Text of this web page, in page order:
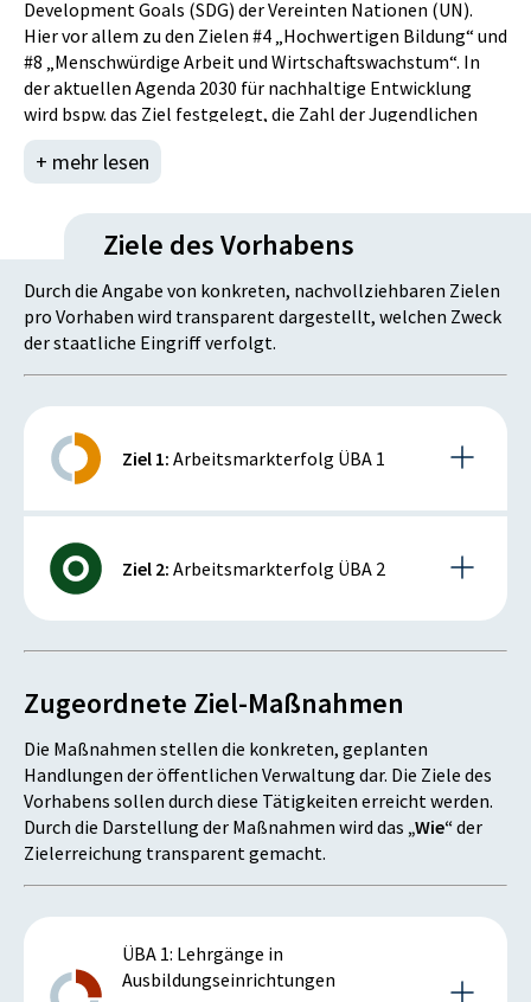
Gesamtbeauftragung zusammengeführt werden, wodurch
eine erhöhte Durchlässigkeit der Systeme und somit
Synergieeffekte erwartet werden.
Im Ausbildungsjahr 2016/17 müssen ca. 800 Jugendliche, die
sich bereits in einem Lehrgang der ÜBA befinden,
verlängert werden. Ca. 850 Schulabgänger werden keine
Lehrstelle in Betrieben finden und für diese müssen
ähnlichen Zahlen ist für das Ausbildungsjahr 2017/18 zu
Development Goals (SDG) der Vereinten Nationen (UN).
Hier vor allem zu den Zielen #4 „Hochwertigen Bildung“ und
#8 „Menschwürdige Arbeit und Wirtschaftswachstum“. In
der aktuellen Agenda 2030 für nachhaltige Entwicklung
wird bspw. das Ziel festgelegt, die Zahl der Jugendlichen
und jungen Erwachsenen, welchen durch berufliche
Qualifikationen eine menschenwürdige Arbeit ermöglicht
Schließlich ist auch die Österreichische Jugendstrategie
eng verknüpft mit den SDG und den Europäischen
überbetriebliche Lehrausbildung nimmt im Rahmen dieser
nationalen Strategie eine zentrale Rolle im Handlungsfeld
„Bildung und Beschäftigung“ ein.
+ mehr lesen
Ziele des Vorhabens
Durch die Angabe von konkreten, nachvollziehbaren Zielen
pro Vorhaben wird transparent dargestellt, welchen Zweck
der staatliche Eingriff verfolgt.
Ziel 1: Arbeitsmarkterfolg ÜBA 1
Beschreibung des Ziels
Ziel der ÜBA ist, dass die Jugendlichen nach Ende des
Lehrganges einen adäquaten Arbeitsplatz finden.
Personen, die am 92. Tag nach Beendigung der
Arbeitsmarkt stehen [%]
ISTWERT
33,00
%
ZIELZUSTAND
35,00
%
Datenquelle: DWH
Ziel 2: Arbeitsmarkterfolg ÜBA 2
Beschreibung des Ziels
Ziel der ÜBA ist, dass die Jugendlichen nach Ende des
schon während des Lehrganges auf eine betriebliche
Lehrstelle wechseln.
Kennzahlen und Meilensteine des Ziels
Personen, die am 92. Tag nach Beendigung der
Arbeitsmarkt stehen [%]
ISTWERT ZIELZUSTAND
Zugeordnete Ziel-Maßnahmen
Die Maßnahmen stellen die konkreten, geplanten
Handlungen der öffentlichen Verwaltung dar. Die Ziele des
Vorhabens sollen durch diese Tätigkeiten erreicht werden.
Durch die Darstellung der Maßnahmen wird das „Wie“der
Zielerreichung transparent gemacht.
ÜBA 1: Lehrgänge in
Ausbildungseinrichtungen